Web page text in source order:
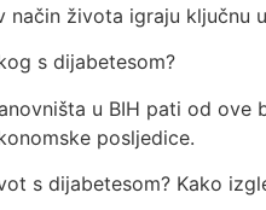
način života igraju ključnu
s dijabetesom?
u BIH pati od ove
posljedice.
s dijabetesom? Kako